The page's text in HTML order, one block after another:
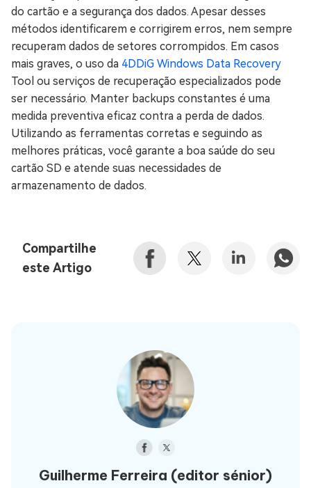
do cartão e a segurança dos dados. Apesar desses
métodos identificarem e corrigirem erros, nem sempre
recuperam dados de setores corrompidos. Em casos
mais graves, o uso da 4DDiG Windows Data Recovery
Tool ou serviços de recuperação especializados pode
ser necessário. Manter backups constantes é uma
medida preventiva eficaz contra a perda de dados.
Utilizando as ferramentas corretas e seguindo as
melhores práticas, você garante a boa saúde do seu
cartão SD e atende suas necessidades de
armazenamento de dados.
Compartilhe
este Artigo
Guilherme Ferreira (editor sénior)